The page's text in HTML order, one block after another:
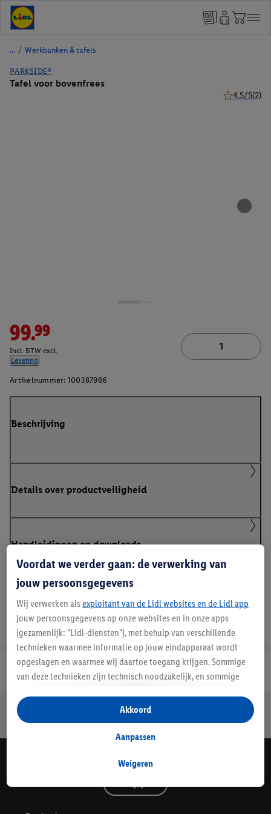
/ Werkbanken & tafels
PARKSIDE®
Tafel voor bovenfrees
4.5/5(2)
99.99
Incl. BTW excl.
Levering
Artikelnummer: 100387966
Beschrijving
Details over productveiligheid
Handleidingen en downloads
Lidl Nieuwsbrief
Jouw voordelen bij ons als Lidl webshop klant
Gratis retourneren Veilig winkelen 30 dagen bedenktijd
Lidl Nieuwsbrief
Voordat we verder gaan: de verwerking van
jouw persoonsgegevens
Wij verwerken als exploitant van de Lidl websites en de Lidl app
jouw persoonsgegevens op onze websites en in onze apps
(gezamenlijk: "Lidl-diensten"), met behulp van verschillende
technieken waarmee informatie op jouw eindapparaat wordt
opgeslagen en waarmee wij daartoe toegang krijgen. Sommige
van deze technieken zijn technisch noodzakelijk, en sommige
opslaan van voorkeursinstellingen, het verzamelen en
analyseren van statistieken of voor het tonen van
gepersonaliseerde reclame binnen en buiten de Lidl-diensten.
gegevens over jouw aankoopgedrag in de winkel ook voor de
Als je hier toestemming geeft aan ons voor het personaliseren
Weigeren
Aanpassen
Akkoord